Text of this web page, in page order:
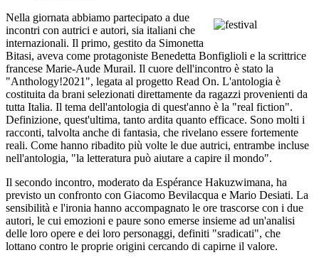
Nella giornata abbiamo partecipato a due
incontri con autrici e autori, sia italiani che
internazionali. Il primo, gestito da Simonetta
Bitasi, aveva come protagoniste Benedetta Bonfiglioli e la scrittrice
francese Marie-Aude Murail. Il cuore dell'incontro è stato la
"Anthology!2021", legata al progetto Read On. L'antologia è
costituita da brani selezionati direttamente da ragazzi provenienti da
tutta Italia. Il tema dell'antologia di quest'anno è la "real fiction".
Definizione, quest'ultima, tanto ardita quanto efficace. Sono molti i
racconti, talvolta anche di fantasia, che rivelano essere fortemente
reali. Come hanno ribadito più volte le due autrici, entrambe incluse
nell'antologia, "la letteratura può aiutare a capire il mondo".
Il secondo incontro, moderato da Espérance Hakuzwimana, ha
previsto un confronto con Giacomo Bevilacqua e Mario Desiati. La
sensibilità e l'ironia hanno accompagnato le ore trascorse con i due
autori, le cui emozioni e paure sono emerse insieme ad un'analisi
delle loro opere e dei loro personaggi, definiti "sradicati", che
lottano contro le proprie origini cercando di capirne il valore.